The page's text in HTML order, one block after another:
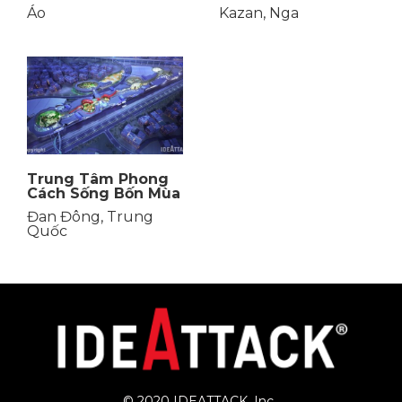
Áo Kazan, Nga
Trung Tâm Phong
Cách Sống Bốn Mùa
Đan Đông, Trung
Quốc